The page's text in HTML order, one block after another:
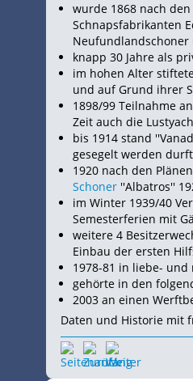
wurde 1868 nach
Schnapsfabrikanten
Neufundlandschoner
knapp 30 Jahre als
im hohen Alter
und auf Grund ihrer
1898/99 Teilnahme
Zeit auch die
bis 1914 stand
gesegelt werden
1920 nach den
Schoner ''Albatros''
im Winter 1939/40
Semesterferien mit
weitere 4
Einbau der ersten
1978-81 in liebe-
gehörte in den
2003 an einen
Daten und Historie mit